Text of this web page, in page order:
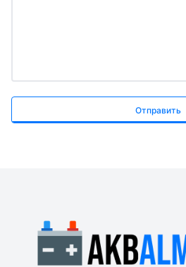
Отправить